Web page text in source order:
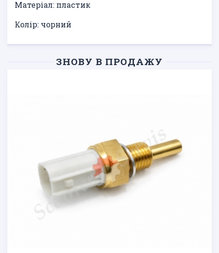
Матеріал: пластик
Колір: чорний
ЗНОВУ В ПРОДАЖУ